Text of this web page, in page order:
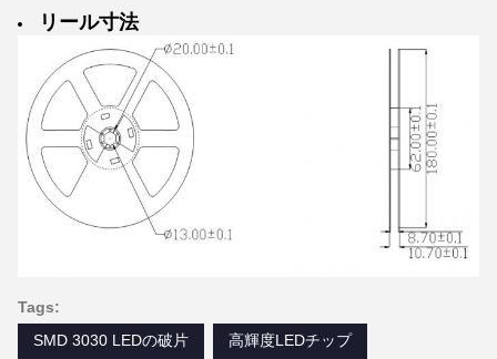
リール寸法
Tags:
SMD 3030 LEDの破片
高輝度LEDチップ